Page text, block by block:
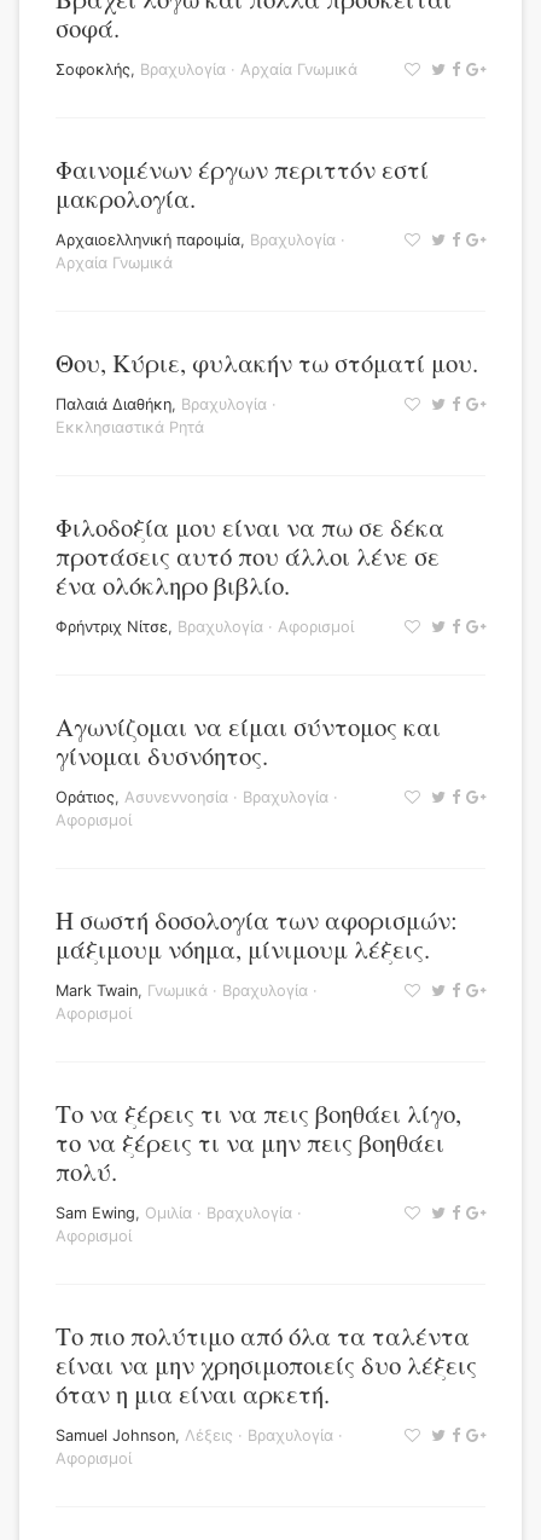
σοφά.
Σοφοκλής, Βραχυλογία · Αρχαία Γνωμικά
Φαινομένων έργων περιττόν εστί
μακρολογία.
Αρχαιοελληνική παροιμία, Βραχυλογία ·
Αρχαία Γνωμικά
Θου, Κύριε, φυλακήν τω στόματί μου.
Παλαιά Διαθήκη, Βραχυλογία ·
Εκκλησιαστικά Ρητά
Φιλοδοξία μου είναι να πω σε δέκα
προτάσεις αυτό που άλλοι λένε σε
ένα ολόκληρο βιβλίο.
Φρήντριχ Νίτσε, Βραχυλογία · Αφορισμοί
Αγωνίζομαι να είμαι σύντομος και
γίνομαι δυσνόητος.
Οράτιος, Ασυνεννοησία · Βραχυλογία ·
Αφορισμοί
Η σωστή δοσολογία των αφορισμών:
μάξιμουμ νόημα, μίνιμουμ λέξεις.
Mark Twain, Γνωμικά · Βραχυλογία ·
Αφορισμοί
Το να ξέρεις τι να πεις βοηθάει λίγο,
το να ξέρεις τι να μην πεις βοηθάει
πολύ.
Sam Ewing, Ομιλία · Βραχυλογία ·
Αφορισμοί
Το πιο πολύτιμο από όλα τα ταλέντα
είναι να μην χρησιμοποιείς δυο λέξεις
όταν η μια είναι αρκετή.
Samuel Johnson, Λέξεις · Βραχυλογία ·
Αφορισμοί